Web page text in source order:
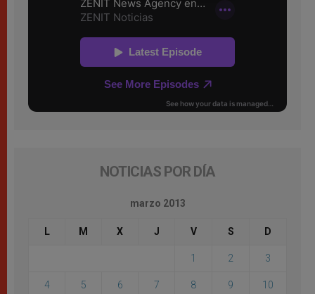
NOTICIAS POR DÍA
marzo 2013
L M X J V S D
1 2 3
4 5 6 7 8 9 10